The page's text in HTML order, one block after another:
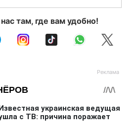
там, где вам удобно!